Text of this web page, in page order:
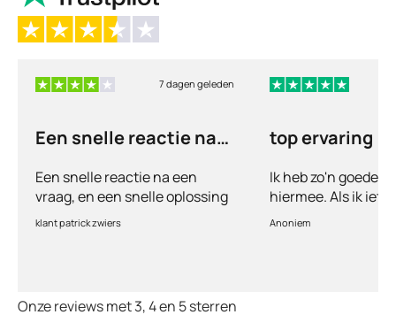
7 dagen geleden
Een snelle reactie na
Een snelle reactie na een
vraag, en een snelle oplossing
klant patrick zwiers
top ervaring
Ik heb zo'n goede
hiermee. Als ik iets
vul ik een
Anoniem
Onze reviews met 3, 4 en 5 sterren